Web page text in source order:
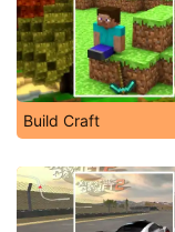
Build Craft